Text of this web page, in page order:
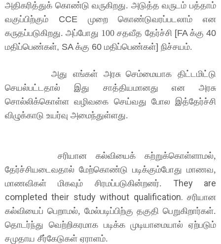
அதிகரித்துக் கொண்டு வருகிறது. அடுத்த வருடம் பத்தாம்
வகுப்பிற்கும் CCE முறை கொண்டுவரப்படலாம் என
கருதப்படுகிறது. அப்போது 100 சதவீத தேர்ச்சி [FA க்கு40
மதிப்பெண்கள், SA க்கு 60 மதிப்பெண்கள்] நிச்சயம்.
அது எங்கள் அரசு செம்மையாக திட்டமிட்டு
செயல்பட்டதால் இது சாத்தியமானது என அரசு
சொல்லிக்கொள்ள வழிவகை செய்வது போல இத்தேர்ச்சி
விழுக்காடு உயர்வு அமைந்துள்ளது.
சரியான கல்வியைக் கற்றுக்கொள்ளாமல்,
தேர்ச்சியடைவதால் மேற்கொண்டு படிக்கும்போது மாணவ,
மாணவிகள் மிகவும் சிரமப்படுகின்றனர். They are
completed their study without qualification. சரியான
கல்வியைப் பெறாமல், மேல்படிப்பிற்கு தகுதி பெறுகிறார்கள்.
தொடர்ந்து வெற்றிகரமாக படிக்க முடியாமையால் ஏற்படும்
சமுதாய சீர்கேடுகள் ஏராளம்.